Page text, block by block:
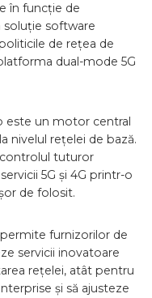
în funcție de
soluție software
de rețea de
dual-mode 5G
este un motor central
nivelul rețelei de bază.
tuturor
5G și 4G printr-o
de folosit.
furnizorilor de
servicii inovatoare
rețelei, atât pentru
și să ajusteze